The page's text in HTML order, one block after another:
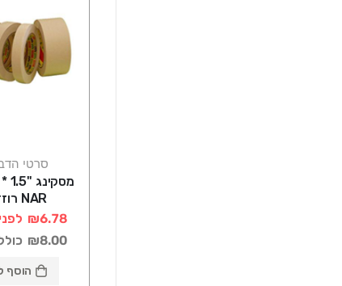
סרטי
NAR רוזדור
₪6.78
₪8.00
הוסף